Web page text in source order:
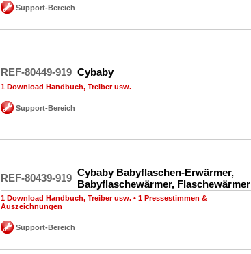
Support-Bereich
REF-80449-919 Cybaby
1 Download Handbuch, Treiber usw.
Support-Bereich
REF-80439-919 Cybaby Babyflaschen-Erwärmer,
Babyflaschewärmer, Flaschewärmer
1 Download Handbuch, Treiber usw. • 1 Pressestimmen &
Auszeichnungen
Support-Bereich